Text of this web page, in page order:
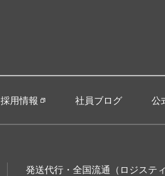
採用情報 社員ブログ 公
発送代行・全国流通（ロジスティ